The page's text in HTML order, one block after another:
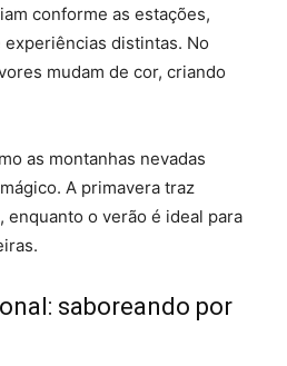
conforme as estações,
distintas. No
mudam de cor, criando
as montanhas nevadas
A primavera traz
o verão é ideal para
saboreando por